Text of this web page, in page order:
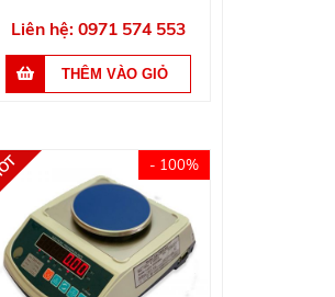
Liên hệ: 0971 574 553
- 100%